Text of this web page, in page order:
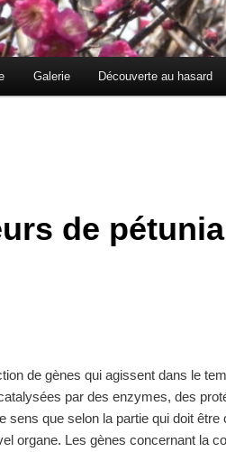
Galerie Découverte au hasard
de
de gènes qui agissent dans le
par des enzymes, des
sens que selon la partie qui doit
organe. Les gènes concernant la